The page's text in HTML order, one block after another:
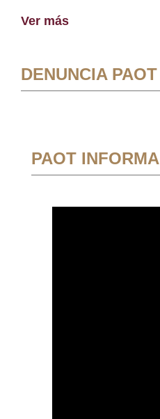
Ver más
DENUNCIA PAOT
PAOT INFORMA